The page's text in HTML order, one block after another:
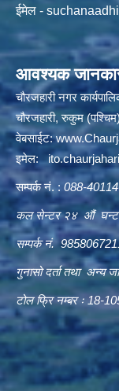
ईमेल -
आवश्यक
चौरजहारी नगर
चौरजहारी, रुकुम
वेबसाईट:
इमेल:
सम्पर्क नं. : 088-
कल सेन्टर २४ औं
सम्पर्क नं.
गुनासो दर्ता तथा अन्य
टोल फ्रि नम्बर ः 18-